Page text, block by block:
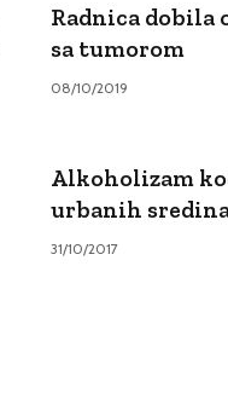
Radnica dobila
sa tumorom
08/10/2019
Alkoholizam
urbanih
31/10/2017